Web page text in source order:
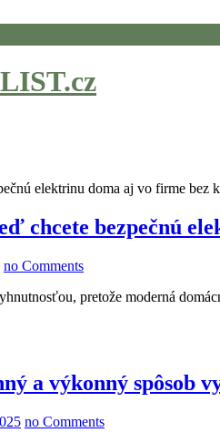
chcete bezpečnú
no Comments
pretože moderná
a výkonný spôsob
no Comments